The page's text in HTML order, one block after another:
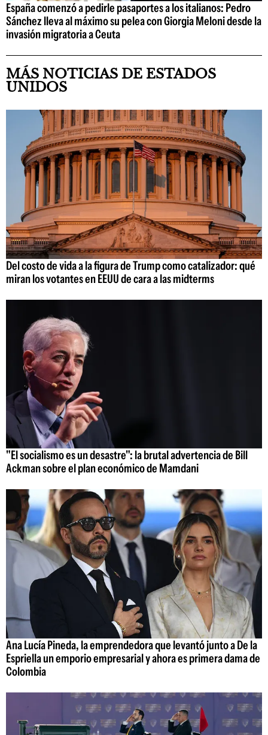
España comenzó a pedirle pasaportes a los italianos: Pedro
Sánchez lleva al máximo su pelea con Giorgia Meloni desde la
invasión migratoria a Ceuta
MÁS NOTICIAS DE ESTADOS
UNIDOS
Del costo de vida a la figura de Trump como catalizador: qué
miran los votantes en EEUU de cara a las midterms
"El socialismo es un desastre": la brutal advertencia de Bill
Ackman sobre el plan económico de Mamdani
Ana Lucía Pineda, la emprendedora que levantó junto a De la
Espriella un emporio empresarial y ahora es primera dama de
Colombia